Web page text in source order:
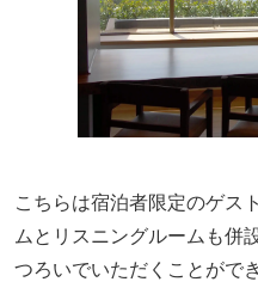
こちらは宿泊者限定のゲス
ムとリスニングルームも併
つろいでいただくことができ